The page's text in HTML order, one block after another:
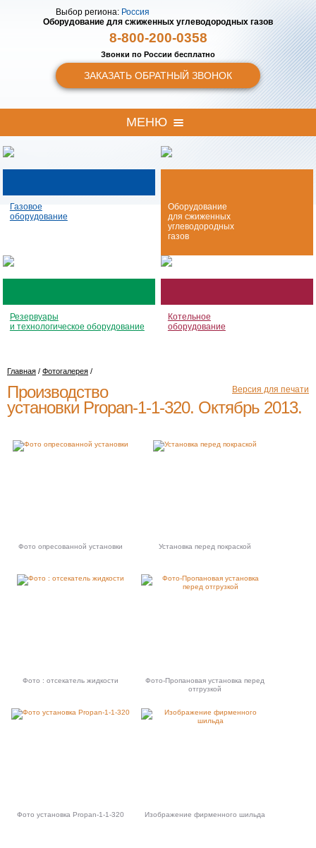
Выбор региона: Россия
Оборудование для сжиженных углеводородных газов
8-800-200-0358
Звонки по России бесплатно
ЗАКАЗАТЬ ОБРАТНЫЙ ЗВОНОК
МЕНЮ
Газовое
оборудование
Оборудование
для сжиженных
углеводородных
газов
Резервуары
и технологическое оборудование
Котельное
оборудование
Главная / Фотогалерея /
Версия для печати
Производство
установки Propan-1-1-320. Октябрь 2013.
Фото опресованной установки Установка перед покраской
Фото : отсекатель жидкости
Фото-Пропановая установка перед
отгрузкой
Фото установка Propan-1-1-320 Изображение фирменного шильда